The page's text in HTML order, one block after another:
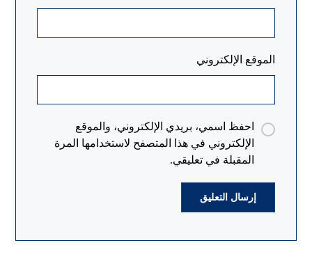
الموقع الإلكتروني
احفظ اسمي، بريدي الإلكتروني، والموقع
الإلكتروني في هذا المتصفح لاستخدامها المرة
المقبلة في تعليقي.